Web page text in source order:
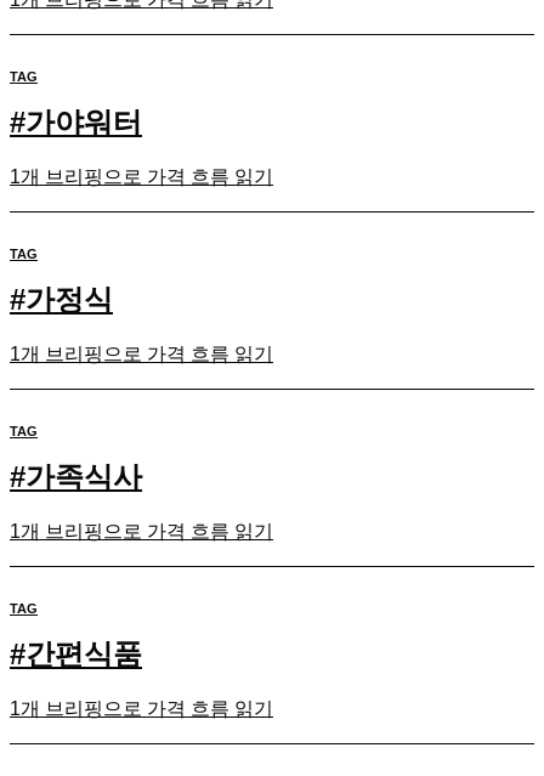
TAG
#가야워터
1개 브리핑으로 가격 흐름 읽기
TAG
#가정식
1개 브리핑으로 가격 흐름 읽기
TAG
#가족식사
1개 브리핑으로 가격 흐름 읽기
TAG
#간편식품
1개 브리핑으로 가격 흐름 읽기